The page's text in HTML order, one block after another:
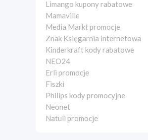
Limango kupony rabatowe
Mamaville
Media Markt promocje
Znak Księgarnia internetowa
Kinderkraft kody rabatowe
NEO24
Erli promocje
Fiszki
Philips kody promocyjne
Neonet
Natuli promocje